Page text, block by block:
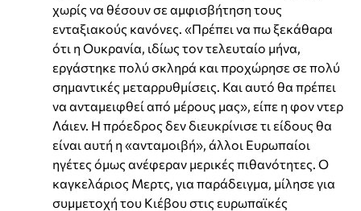
χωρίς να θέσουν σε αμφισβήτηση τους
ενταξιακούς κανόνες. «Πρέπει να πω ξεκάθαρα
ότι η Ουκρανία, ιδίως τον τελευταίο μήνα,
εργάστηκε πολύ σκληρά και προχώρησε σε πολύ
σημαντικές μεταρρυθμίσεις. Και αυτό θα πρέπει
να ανταμειφθεί από μέρους μας», είπε η φον ντερ
Λάιεν. Η πρόεδρος δεν διευκρίνισε τι είδους θα
είναι αυτή η «ανταμοιβή», άλλοι Ευρωπαίοι
ηγέτες όμως ανέφεραν μερικές πιθανότητες. Ο
καγκελάριος Μερτς, για παράδειγμα, μίλησε για
συμμετοχή του Κιέβου στις ευρωπαϊκές